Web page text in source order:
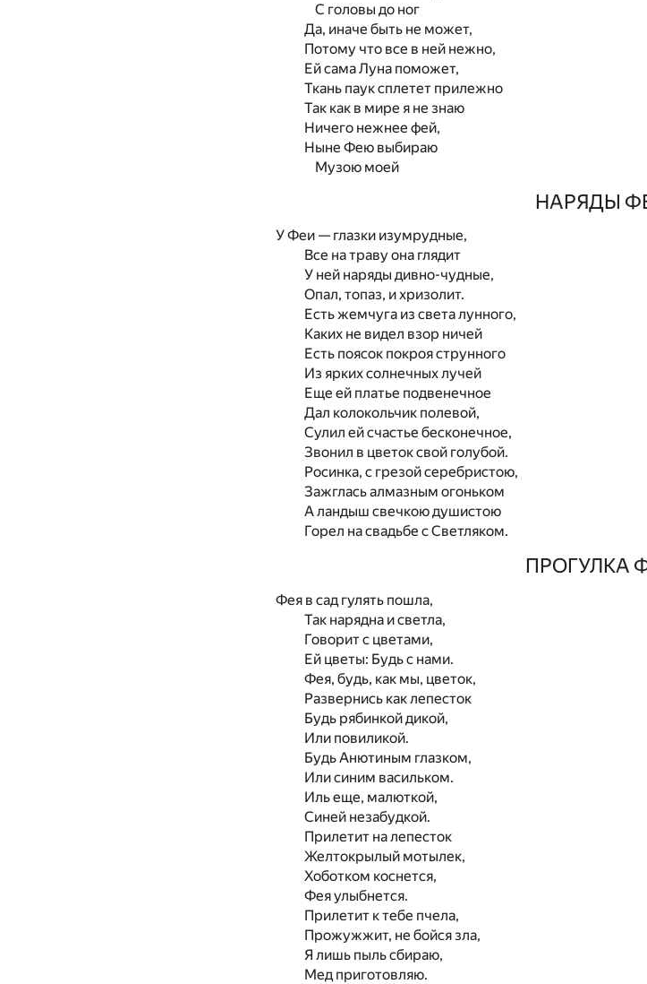
С головы до ног
Да, иначе быть не может,
Потому что все в ней нежно,
Ей сама Луна поможет,
Ткань паук сплетет прилежно
Так как в мире я не знаю
Ничего нежнее фей,
Ныне Фею выбираю
Музою моей
НАРЯДЫ
У Феи — глазки изумрудные,
Все на траву она глядит
У ней наряды дивно-чудные,
Опал, топаз, и хризолит.
Есть жемчуга из света лунного,
Каких не видел взор ничей
Есть поясок покроя струнного
Из ярких солнечных лучей
Еще ей платье подвенечное
Дал колокольчик полевой,
Сулил ей счастье бесконечное,
Звонил в цветок свой голубой.
Росинка, с грезой серебристою,
Зажглась алмазным огоньком
А ландыш свечкою душистою
Горел на свадьбе с Светляком.
ПРОГУЛКА
Фея в сад гулять пошла,
Так нарядна и светла,
Говорит с цветами,
Ей цветы: Будь с нами.
Фея, будь, как мы, цветок,
Развернись как лепесток
Будь рябинкой дикой,
Или повиликой.
Будь Анютиным глазком,
Или синим васильком.
Иль еще, малюткой,
Синей незабудкой.
Прилетит на лепесток
Желтокрылый мотылек,
Хоботком коснется,
Фея улыбнется.
Прилетит к тебе пчела,
Прожужжит, не бойся зла,
Я лишь пыль сбираю,
Мед приготовляю.